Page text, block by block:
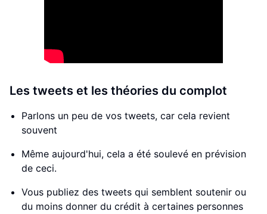
Les tweets et les théories du complot
Parlons un peu de vos tweets, car cela revient
souvent
Même aujourd'hui, cela a été soulevé en prévision
de ceci.
Vous publiez des tweets qui semblent soutenir ou
du moins donner du crédit à certaines personnes